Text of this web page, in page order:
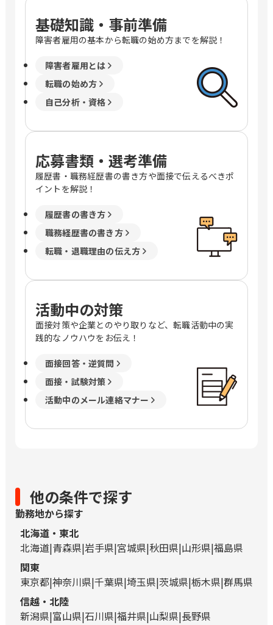
基礎知識・事前準備
障害者雇用の基本から転職の始め方までを解説！
障害者雇用とは
転職の始め方
自己分析・資格
応募書類・選考準備
履歴書・職務経歴書の書き方や面接で伝えるべきポ
イントを解説！
履歴書の書き方
職務経歴書の書き方
転職・退職理由の伝え方
活動中の対策
面接対策や企業とのやり取りなど、転職活動中の実
践的なノウハウをお伝え！
面接回答・逆質問
面接・試験対策
活動中のメール連絡マナー
他の条件で探す
勤務地から探す
北海道・東北
北海道 青森県 岩手県 宮城県 秋田県 山形県 福島県
関東
東京都 神奈川県 千葉県 埼玉県 茨城県 栃木県 群馬県
信越・北陸
新潟県 富山県 石川県 福井県 山梨県 長野県